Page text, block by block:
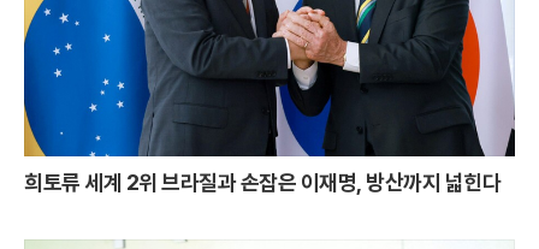
희토류 세계 2위 브라질과 손잡은 이재명, 방산까지 넓힌다